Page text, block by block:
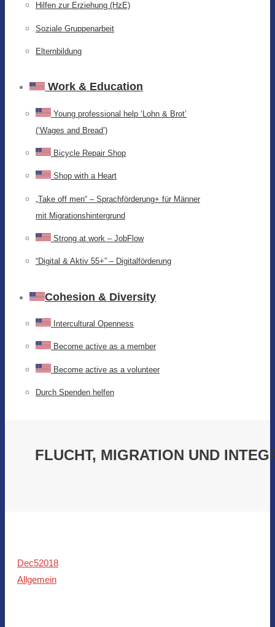
Hilfen zur Erziehung (HzE)
Soziale Gruppenarbeit
Elternbildung
Work & Education
Young professional help ‘Lohn & Brot’
(‘Wages and Bread’)
Bicycle Repair Shop
Shop with a Heart
„Take off men“ – Sprachförderung+ für Männer
mit Migrationshintergrund
Strong at work – JobFlow
“Digital & Aktiv 55+” – Digitalförderung
Cohesion & Diversity
Intercultural Openness
Become active as a member
Become active as a volunteer
Durch Spenden helfen
FLUCHT, MIGRATION UND
Dec52018
Allgemein